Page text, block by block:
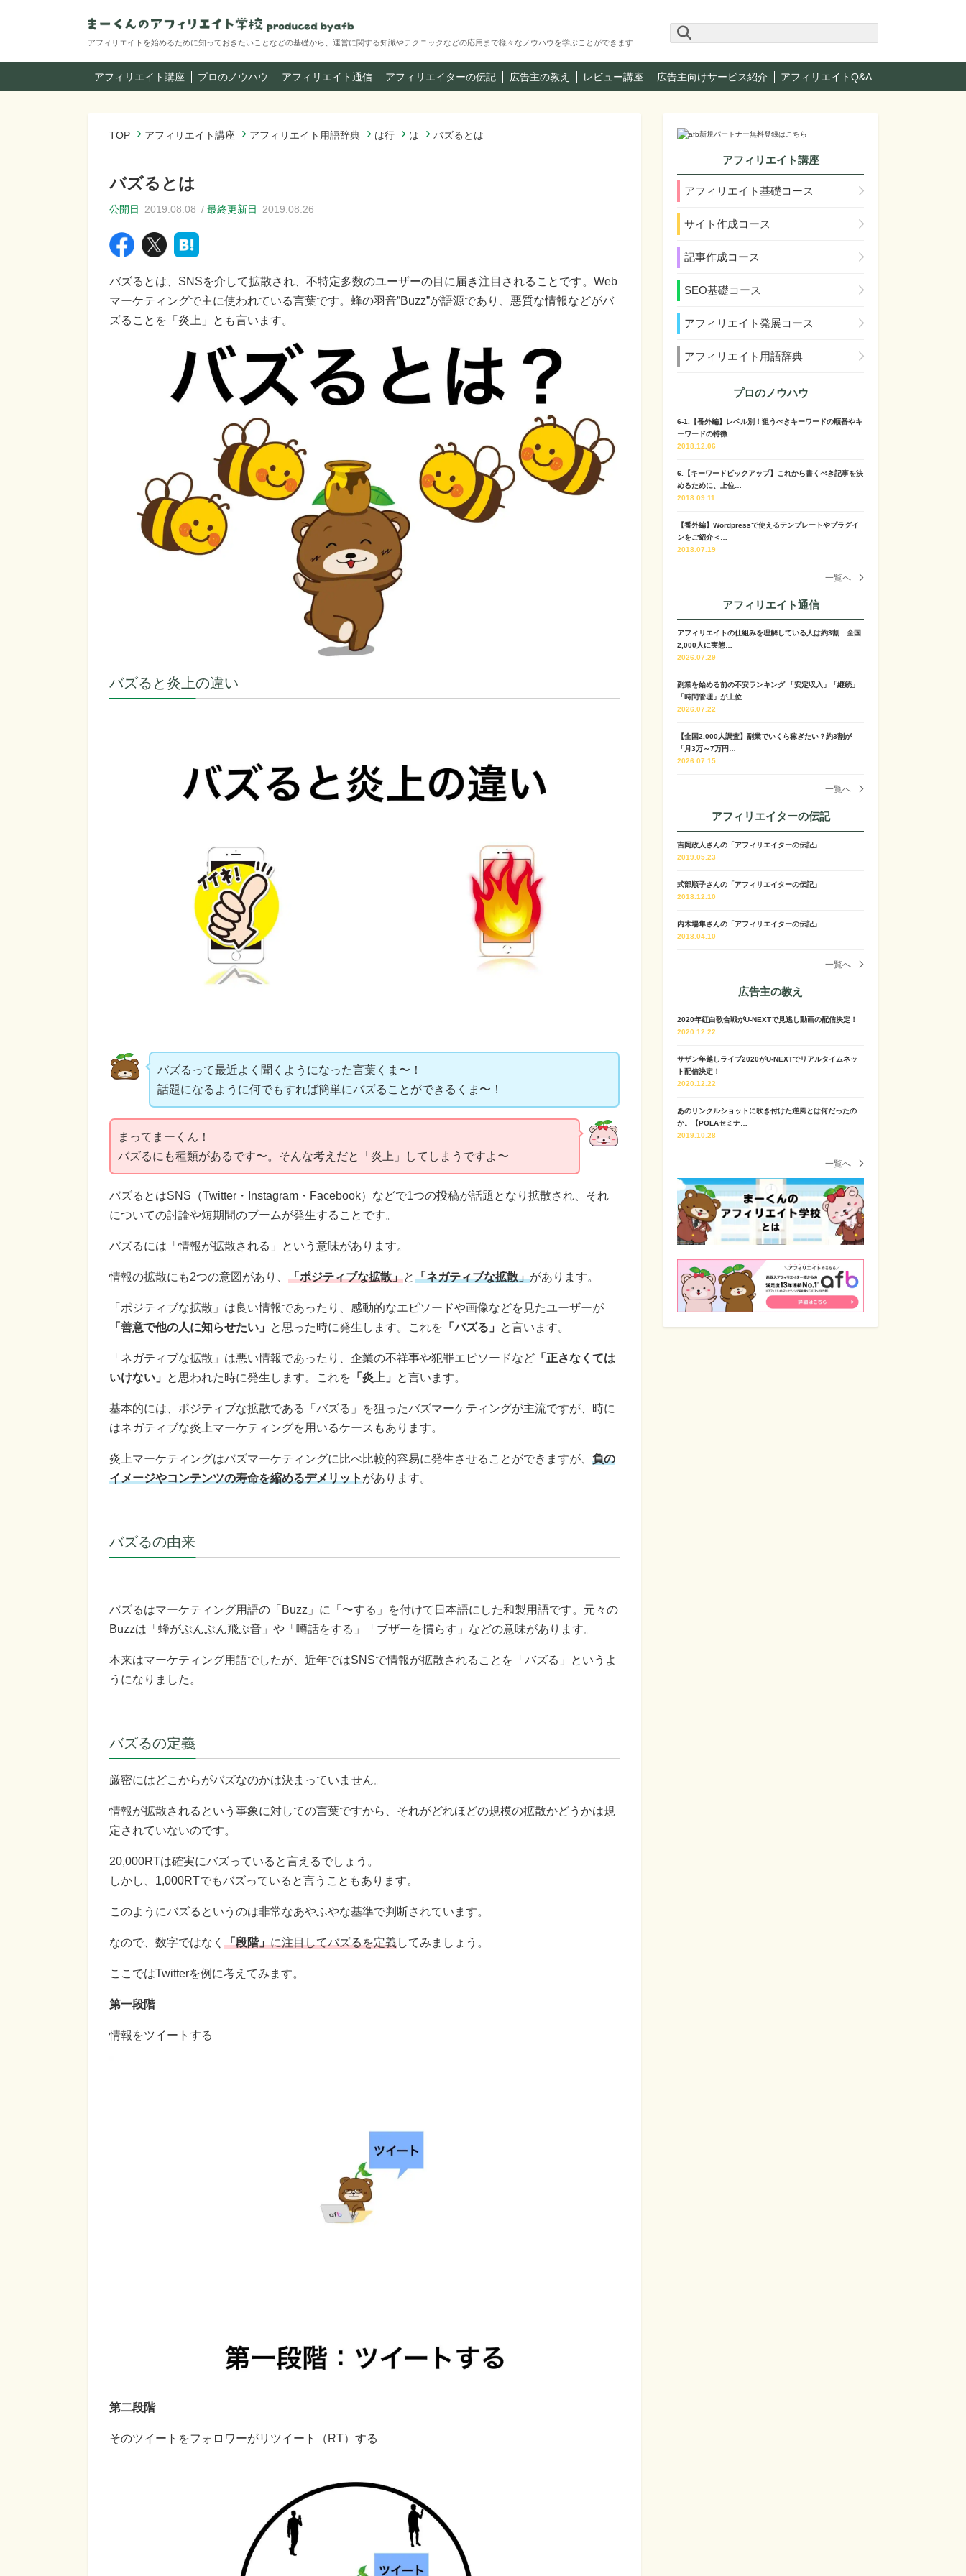
アフィリエイトを始めるために知っておきたいことなどの基礎から、運営に関する知識やテクニックなどの応用まで様々なノウハウを学ぶことができます
アフィリエイト講座 プロのノウハウ アフィリエイト通信 アフィリエイターの伝記 広告主の教え レビュー講座 広告主向けサービス紹介 アフィリエイトQ&A
TOP アフィリエイト講座 アフィリエイト用語辞典 は行 は バズるとは
バズるとは
公開日 2019.08.08 最終更新日 2019.08.26
バズるとは、SNSを介して拡散され、不特定多数のユーザーの目に届き注目されることです。Web
マーケティングで主に使われている言葉です。蜂の羽音”Buzz”が語源であり、悪質な情報などがバ
ズることを「炎上」とも言います。
バズると炎上の違い
バズるって最近よく聞くようになった言葉くま〜！
話題になるように何でもすれば簡単にバズることができるくま〜！
まってまーくん！
バズるにも種類があるです〜。そんな考えだと「炎上」してしまうですよ〜
バズるとはSNS（Twitter・Instagram・Facebook）などで1つの投稿が話題となり拡散され、それ
についての討論や短期間のブームが発生することです。
バズるには「情報が拡散される」という意味があります。
情報の拡散にも2つの意図があり、 「ポジティブな拡散」と「ネガティブな拡散」があります。
「ポジティブな拡散」は良い情報であったり、感動的なエピソードや画像などを見たユーザーが
「善意で他の人に知らせたい」
と思った時に発生します。これを 「バズる」 と言います。
「ネガティブな拡散」は悪い情報であったり、企業の不祥事や犯罪エピソードなど 「正さなくては
いけない」
と思われた時に発生します。これを 「炎上」 と言います。
基本的には、ポジティブな拡散である「バズる」を狙ったバズマーケティングが主流ですが、時に
はネガティブな炎上マーケティングを用いるケースもあります。
炎上マーケティングはバズマーケティングに比べ比較的容易に発生させることができますが、 負の
イメージやコンテンツの寿命を縮めるデメリットがあります。
バズるの由来
バズるはマーケティング用語の「Buzz」に「〜する」を付けて日本語にした和製用語です。元々の
Buzzは「蜂がぶんぶん飛ぶ音」や「噂話をする」「ブザーを慣らす」などの意味があります。
本来はマーケティング用語でしたが、近年ではSNSで情報が拡散されることを「バズる」というよ
うになりました。
バズるの定義
厳密にはどこからがバズなのかは決まっていません。
情報が拡散されるという事象に対しての言葉ですから、それがどれほどの規模の拡散かどうかは規
定されていないのです。
20,000RTは確実にバズっていると言えるでしょう。
しかし、1,000RTでもバズっていると言うこともあります。
このようにバズるというのは非常なあやふやな基準で判断されています。
なので、数字ではなく 「段階」に注目してバズるを定義してみましょう。
ここではTwitterを例に考えてみます。
第一段階
情報をツイートする
第二段階
そのツイートをフォロワーがリツイート（RT）する
アフィリエイト講座
アフィリエイト基礎コース
サイト作成コース
記事作成コース
SEO基礎コース
アフィリエイト発展コース
アフィリエイト用語辞典
プロのノウハウ
6-1.【番外編】レベル別！狙うべきキーワードの順番やキ
ーワードの特徴…
2018.12.06
6.【キーワードピックアップ】これから書くべき記事を決
めるために、上位…
2018.09.11
【番外編】Wordpressで使えるテンプレートやプラグイ
ンをご紹介＜…
2018.07.19
一覧へ
アフィリエイト通信
アフィリエイトの仕組みを理解している人は約3割 全国
2,000人に実態…
2026.07.29
副業を始める前の不安ランキング 「安定収入」「継続」
「時間管理」が上位…
2026.07.22
【全国2,000人調査】副業でいくら稼ぎたい？約3割が
「月3万～7万円…
2026.07.15
一覧へ
アフィリエイターの伝記
吉岡政人さんの「アフィリエイターの伝記」
2019.05.23
式部順子さんの「アフィリエイターの伝記」
2018.12.10
内木場隼さんの「アフィリエイターの伝記」
2018.04.10
一覧へ
広告主の教え
2020年紅白歌合戦がU-NEXTで見逃し動画の配信決定！
2020.12.22
サザン年越しライブ2020がU-NEXTでリアルタイムネッ
ト配信決定！
2020.12.22
あのリンクルショットに吹き付けた逆風とは何だったの
か。【POLAセミナ…
2019.10.28
一覧へ